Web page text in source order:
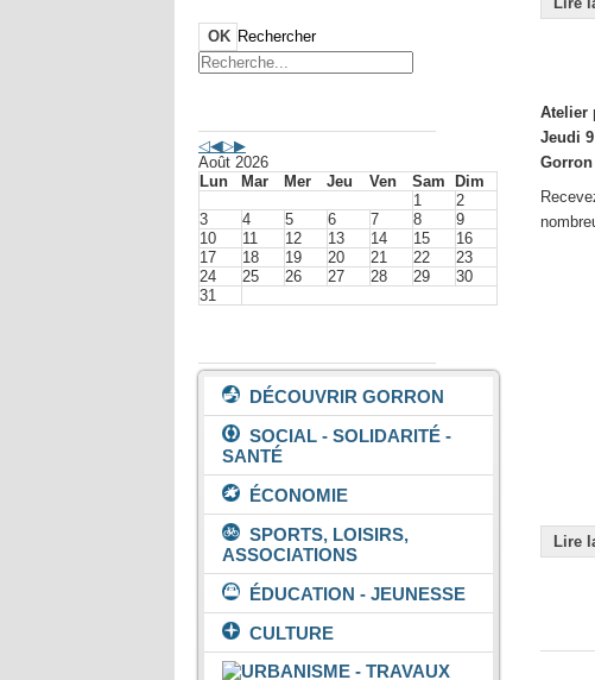
OK Rechercher
Août 2026
Lun
Mar Mer Jeu Ven Sam
Dim
1
2
3
4 5 6 7 8
9
10
11 12 13 14 15
16
17
18 19 20 21 22
23
24
25 26 27 28 29
30
31
DÉCOUVRIR GORRON
SOCIAL - SOLIDARITÉ -
SANTÉ
ÉCONOMIE
SPORTS, LOISIRS,
ASSOCIATIONS
ÉDUCATION - JEUNESSE
CULTURE
Atelier
Jeudi
Lire